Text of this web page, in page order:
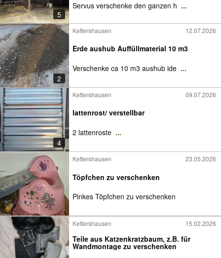
5
Servus verschenke den ganzen h ...
2
Kettershausen 12.07.2026
Erde aushub Auffüllmaterial 10 m3
Verschenke ca 10 m3 aushub ide ...
4
Kettershausen 09.07.2026
lattenrost/ verstellbar
2 lattenroste ...
Kettershausen 23.05.2026
Töpfchen zu verschenken
Pinkes Töpfchen zu verschenken
Kettershausen 15.02.2026
Teile aus Katzenkratzbaum, z.B. für
Wandmontage zu verschenken